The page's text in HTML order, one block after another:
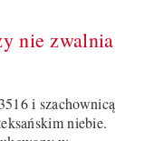
nie zwalnia
i szachownicą
niebie.